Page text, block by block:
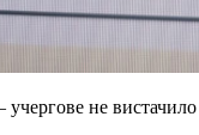
не